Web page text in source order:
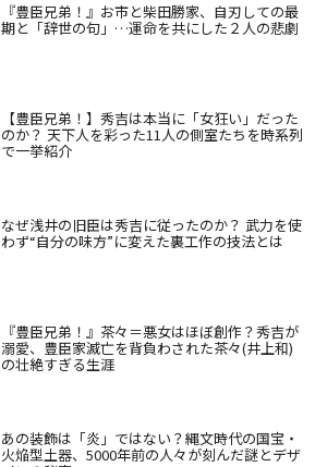
『豊臣兄弟！』お市と柴田勝家、自刃しての最
期と「辞世の句」…運命を共にした２人の悲劇
【豊臣兄弟！】秀吉は本当に「女狂い」だった
のか？ 天下人を彩った11人の側室たちを時系列
で一挙紹介
なぜ浅井の旧臣は秀吉に従ったのか？ 武力を使
わず“自分の味方”に変えた裏工作の技法とは
『豊臣兄弟！』茶々＝悪女はほぼ創作？秀吉が
溺愛、豊臣家滅亡を背負わされた茶々(井上和)
の壮絶すぎる生涯
あの装飾は「炎」ではない？縄文時代の国宝・
火焔型土器、5000年前の人々が刻んだ謎とデザ